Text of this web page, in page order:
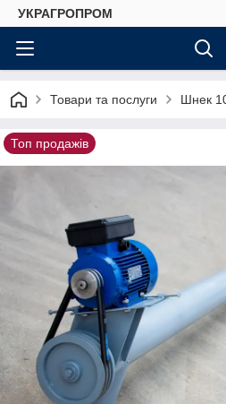
УКРАГРОПРОМ
Товари та послуги Шнек
Топ продажів